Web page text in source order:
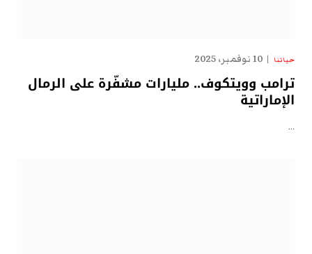
حياتنا 10 نوفمبر، 2025
ترامب وويتكوف.. مليارات مشفّرة على الرمال
الإماراتية
…